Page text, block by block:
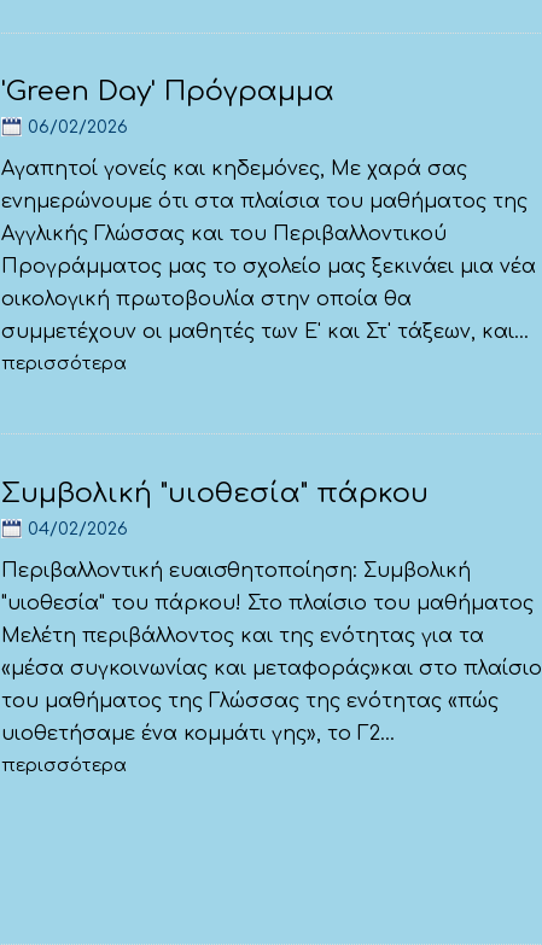
'Green Day' Πρόγραμμα
06/02/2026
Αγαπητοί γονείς και κηδεμόνες, Με χαρά σας
ενημερώνουμε ότι στα πλαίσια του μαθήματος της
Αγγλικής Γλώσσας και του Περιβαλλοντικού
Προγράμματος μας το σχολείο μας ξεκινάει μια νέα
οικολογική πρωτοβουλία στην οποία θα
συμμετέχουν οι μαθητές των Ε' και Στ' τάξεων, και...
περισσότερα
Συμβολική "υιοθεσία" πάρκου
04/02/2026
Περιβαλλοντική ευαισθητοποίηση: Συμβολική
"υιοθεσία" του πάρκου! Στο πλαίσιο του μαθήματος
Μελέτη περιβάλλοντος και της ενότητας για τα
«μέσα συγκοινωνίας και μεταφοράς»και στο πλαίσιο
του μαθήματος της Γλώσσας της ενότητας «πώς
υιοθετήσαμε ένα κομμάτι γης», το Γ2...
περισσότερα